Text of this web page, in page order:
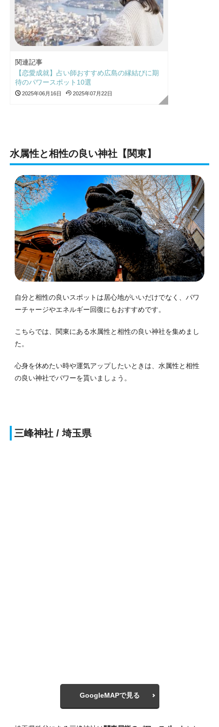
関連記事
【恋愛成就】占い師おすすめ広島の縁結びに期
待のパワースポット10選
2025年06月16日 2025年07月22日
水属性と相性の良い神社【関東】
自分と相性の良いスポットは居心地がいいだけでなく、パワ
ーチャージやエネルギー回復にもおすすめです。
こちらでは、関東にある水属性と相性の良い神社を集めまし
た。
心身を休めたい時や運気アップしたいときは、水属性と相性
の良い神社でパワーを貰いましょう。
三峰神社 / 埼玉県
GoogleMAPで見る